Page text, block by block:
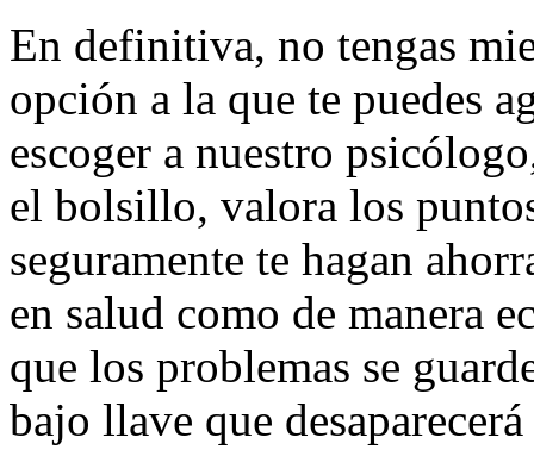
En definitiva, no tengas
opción a la que te puedes
escoger a nuestro
el bolsillo, valora los
seguramente te hagan
en salud como de manera
que los problemas se
bajo llave que